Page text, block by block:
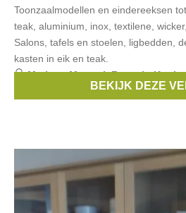
Toonzaalmodellen en eindereeksen
teak, aluminium, inox, textilene,
Salons, tafels en stoelen, ligbedden,
kasten in eik en teak.
Merken:Manutti,Fermob,Kettler
BEKIJK DEZE